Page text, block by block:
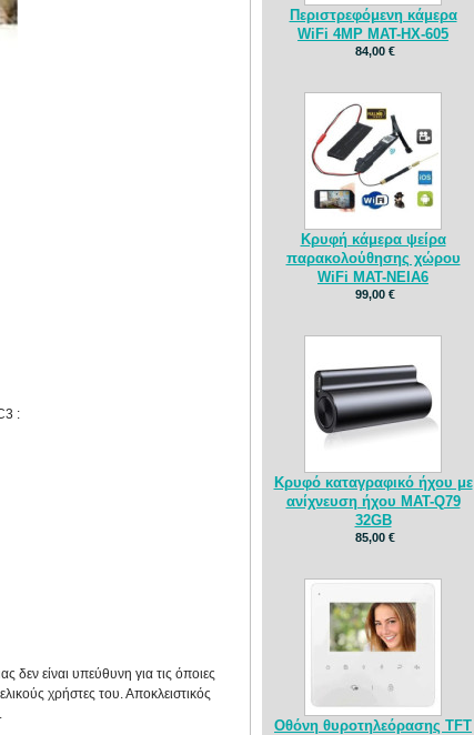
:
είναι υπεύθυνη για τις όποιες
χρήστες του. Αποκλειστικός
Περιστρεφόμενη κάμερα
WiFi 4MP MAT-HX-605
84,00 €
Κρυφή κάμερα ψείρα
παρακολούθησης χώρου
WiFi MAT-NEIA6
99,00 €
Κρυφό καταγραφικό ήχου με
ανίχνευση ήχου MAT-Q79
32GB
85,00 €
Οθόνη θυροτηλεόρασης TFT